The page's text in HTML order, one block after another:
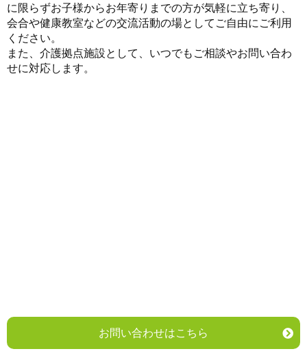
に限らずお子様からお年寄りまでの方が気軽に立ち寄り、
会合や健康教室などの交流活動の場としてご自由にご利用
ください。
また、介護拠点施設として、いつでもご相談やお問い合わ
せに対応します。
お問い合わせはこちら